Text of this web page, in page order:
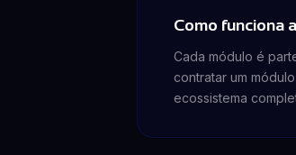
Como funciona
Cada módulo é
contratar um
ecossistema